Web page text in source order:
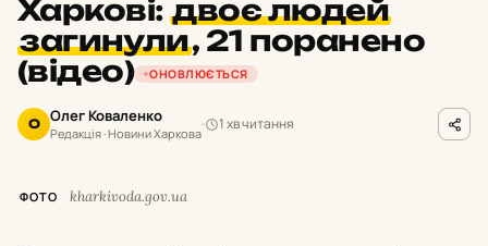
Харкові:двоє людей
загинули, 21 поранено
(відео)
ОНОВЛЮЄТЬСЯ
О Олег Коваленко
Редакція · Новини Харкова
1 хв читання
ФОТО kharkivoda.gov.ua